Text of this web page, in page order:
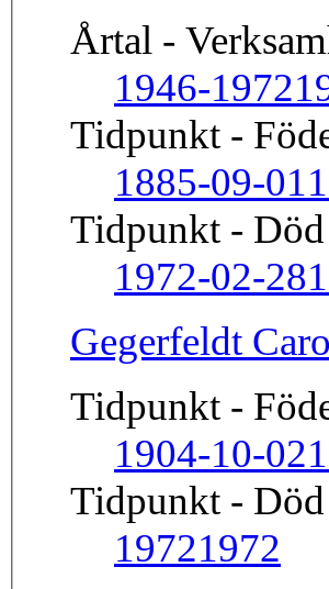
Årtal -
1946-1972
Tidpunkt -
1885-09-01
Tidpunkt - Död
1972-02-28
Gegerfeldt
Tidpunkt -
1904-10-02
Tidpunkt - Död
19721972